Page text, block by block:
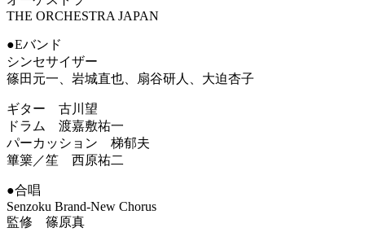
THE ORCHESTRA JAPAN
●Eバンド
シンセサイザー
篠田元一、岩城直也、扇谷研人、大迫杏子
ギター 古川望
ドラム 渡嘉敷祐一
パーカッション 梯郁夫
篳篥／笙 西原祐二
●合唱
Senzoku Brand-New Chorus
監修 篠原真